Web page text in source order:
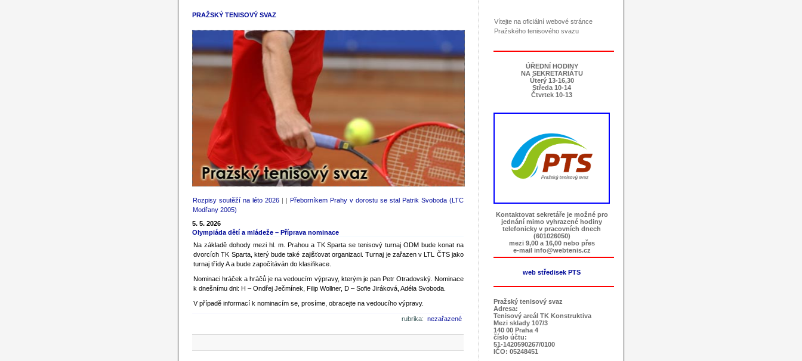
PRAŽSKÝ TENISOVÝ SVAZ
Rozpisy soutěží na léto 2026 | | Přeborníkem Prahy v dorostu se stal Patrik Svoboda (LTC
Modřany 2005)
5. 5. 2026
Olympiáda dětí a mládeže – Příprava nominace
Na základě dohody mezi hl. m. Prahou a TK Sparta se tenisový turnaj ODM bude konat na
dvorcích TK Sparta, který bude také zajišťovat organizaci. Turnaj je zařazen v LTL ČTS jako
turnaj třídy A a bude započítáván do klasifikace.
Nominaci hráček a hráčů je na vedoucím výpravy, kterým je pan Petr Otradovský. Nominace
k dnešnímu dni: H – Ondřej Ječmínek, Filip Wollner, D – Sofie Jiráková, Adéla Svoboda.
V případě informací k nominacím se, prosíme, obracejte na vedoucího výpravy.
rubrika: nezařazené
Vítejte na oficiální webové stránce
Pražského tenisového svazu
ÚŘEDNÍ HODINY
NA SEKRETARIÁTU
Úterý 13-16,30
Středa 10-14
Čtvrtek 10-13
Kontaktovat sekretáře je možné pro
jednání mimo vyhrazené hodiny
telefonicky v pracovních dnech
(601026050)
mezi 9,00 a 16,00 nebo přes
e-mail info@webtenis.cz
web středisek PTS
Pražský tenisový svaz
Adresa:
Tenisový areál TK Konstruktiva
Mezi sklady 107/3
140 00 Praha 4
číslo účtu:
51-1420590267/0100
IČO: 05248451